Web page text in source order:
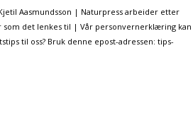
Aasmundsson | Naturpress arbeider etter
som det lenkes til | Vår personvernerklæring kan
til oss? Bruk denne epost-adressen: tips-